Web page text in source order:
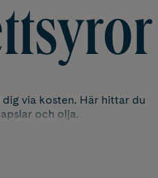
via kosten. Här hittar du
och olja.